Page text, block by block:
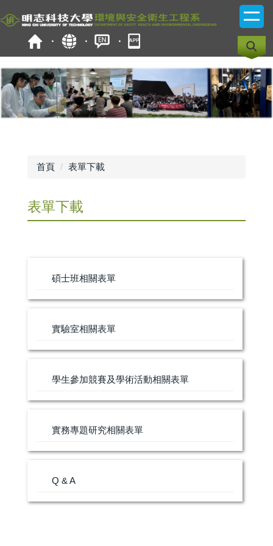
到
容
區
首頁 表單下載
表單下載
碩士班相關表單
實驗室相關表單
學生參加競賽及學術活動相關表單
實務專題研究相關表單
Q & A